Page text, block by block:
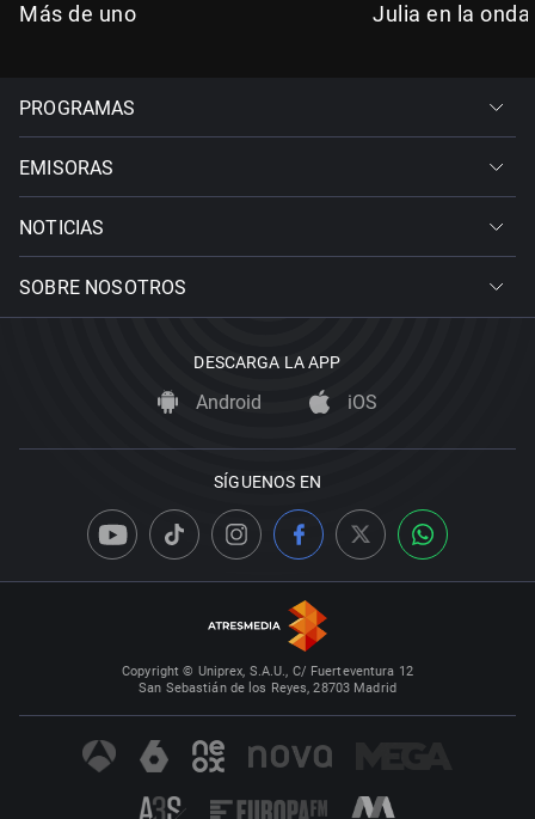
Más de uno Julia en la onda
PROGRAMAS
EMISORAS
NOTICIAS
SOBRE NOSOTROS
DESCARGA LA APP
Android iOS
SÍGUENOS EN
Copyright © Uniprex, S.A.U., C/ Fuerteventura 12
San Sebastián de los Reyes, 28703 Madrid